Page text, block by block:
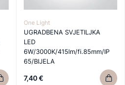
One Light
UGRADBENA SVJETILJKA
LED
6W/3000K/415lm/fi.85mm/IP
65/BIJELA
7,40 €